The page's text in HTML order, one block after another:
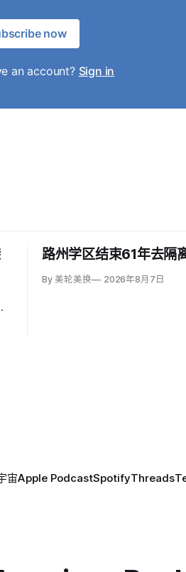
now
an account? Sign in
路州学区结束61年去隔
By 美轮美换 2026年8月7日
宙Apple PodcastSpotifyThreads